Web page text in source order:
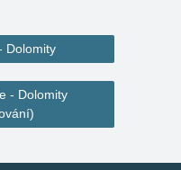
Dolomity
- Dolomity